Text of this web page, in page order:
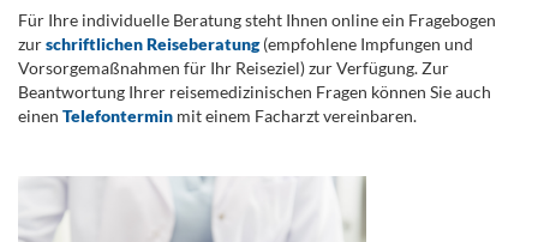
Für Ihre individuelle Beratung steht Ihnen online ein Fragebogen
zurschriftlichen Reiseberatung(empfohlene Impfungen und
Vorsorgemaßnahmen für Ihr Reiseziel) zur Verfügung. Zur
Beantwortung Ihrer reisemedizinischen Fragen können Sie auch
einen Telefontermin mit einem Facharzt vereinbaren.